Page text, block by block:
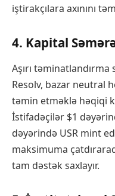
iştirakçılara axınını
4. Kapital
Aşırı
Resolv, bazar neutral
təmin etməklə həqiqi
İstifadəçilər $1
dəyərində USR mint
maksimuma
tam dəstək saxlayır.